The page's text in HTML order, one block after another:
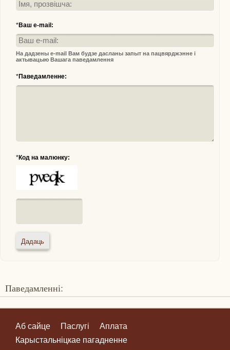
*Ваш e-mail:
На дадзены e-mail Вам будзе дасланы запыт на пацвярджэнне і
актывацыю Вашага паведамлення
*Паведамленне:
*Код на малюнку:
Паведамленні:
Аб сайце Паслугі
Аплата
Карыстальніцкае пагадненне